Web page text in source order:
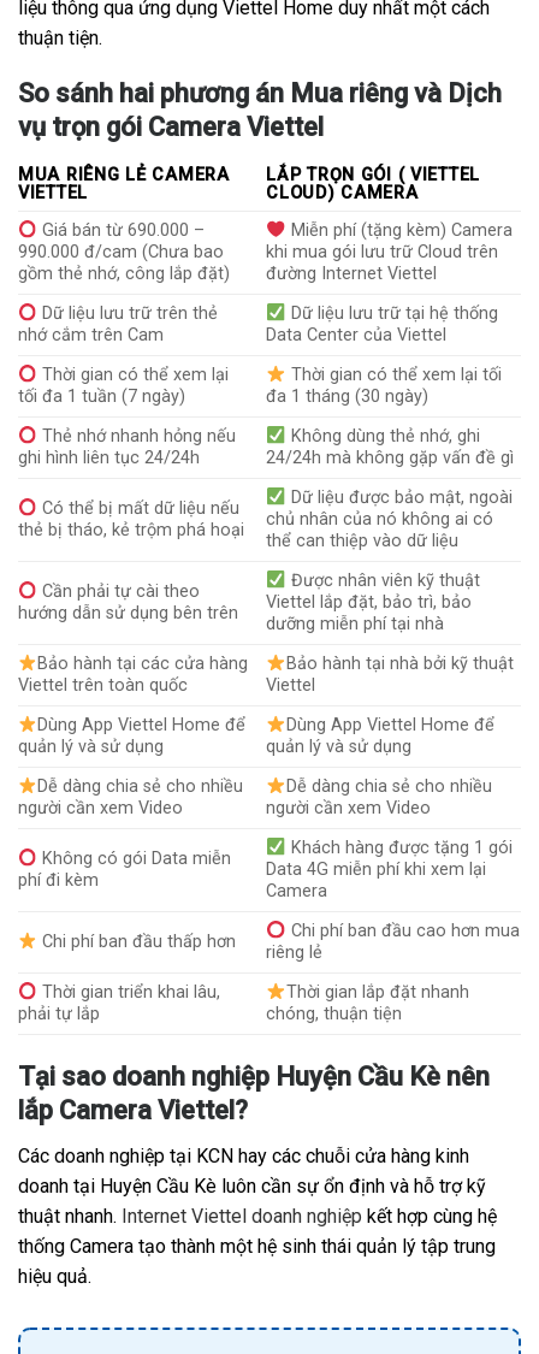
liệu thông qua ứng dụng Viettel Home duy nhất một cách
thuận tiện.
So sánh hai phương án Mua riêng và Dịch
vụ trọn gói Camera Viettel
MUA RIÊNG LẺ CAMERA
VIETTEL
LẮP TRỌN GÓI ( VIETTEL
CLOUD) CAMERA
Giá bán từ 690.000 –
990.000 đ/cam (Chưa bao
gồm thẻ nhớ, công lắp đặt)
Miễn phí (tặng kèm) Camera
khi mua gói lưu trữ Cloud trên
đường Internet Viettel
Dữ liệu lưu trữ trên thẻ
nhớ cắm trên Cam
Dữ liệu lưu trữ tại hệ thống
Data Center của Viettel
Thời gian có thể xem lại
tối đa 1 tuần (7 ngày)
Thời gian có thể xem lại tối
đa 1 tháng (30 ngày)
Thẻ nhớ nhanh hỏng nếu
ghi hình liên tục 24/24h
Không dùng thẻ nhớ, ghi
24/24h mà không gặp vấn đề gì
Có thể bị mất dữ liệu nếu
thẻ bị tháo, kẻ trộm phá hoại
Dữ liệu được bảo mật, ngoài
chủ nhân của nó không ai có
thể can thiệp vào dữ liệu
Cần phải tự cài theo
hướng dẫn sử dụng bên trên
Được nhân viên kỹ thuật
Viettel lắp đặt, bảo trì, bảo
dưỡng miễn phí tại nhà
Bảo hành tại các cửa hàng
Viettel trên toàn quốc
Bảo hành tại nhà bởi kỹ thuật
Viettel
Dùng App Viettel Home để
quản lý và sử dụng
Dùng App Viettel Home để
quản lý và sử dụng
Dễ dàng chia sẻ cho nhiều
người cần xem Video
Dễ dàng chia sẻ cho nhiều
người cần xem Video
Không có gói Data miễn
phí đi kèm
Khách hàng được tặng 1 gói
Data 4G miễn phí khi xem lại
Camera
Chi phí ban đầu thấp hơn
Chi phí ban đầu cao hơn mua
riêng lẻ
Thời gian triển khai lâu,
phải tự lắp
Thời gian lắp đặt nhanh
chóng, thuận tiện
Tại sao doanh nghiệp Huyện Cầu Kè nên
lắp Camera Viettel?
Các doanh nghiệp tại KCN hay các chuỗi cửa hàng kinh
doanh tại Huyện Cầu Kè luôn cần sự ổn định và hỗ trợ kỹ
thuật nhanh. Internet Viettel doanh nghiệp kết hợp cùng hệ
thống Camera tạo thành một hệ sinh thái quản lý tập trung
hiệu quả.